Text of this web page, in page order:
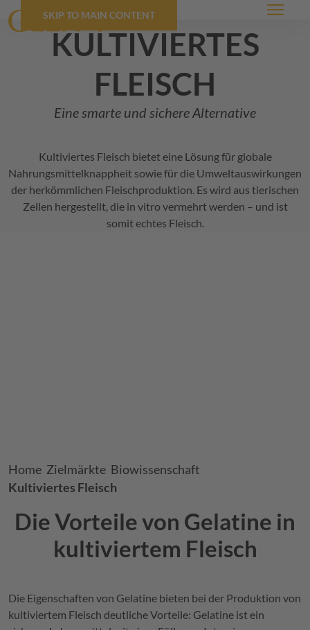
SKIP TO MAIN CONTENT Menü
kultiviertes
fleisch
Eine smarte und sichere Alternative
Kultiviertes Fleisch bietet eine Lösung für globale
Nahrungsmittelknappheit sowie für die Umweltauswirkungen
der herkömmlichen Fleischproduktion. Es wird aus tierischen
Zellen hergestellt, die in vitro vermehrt werden – und ist
somit echtes Fleisch.
Breadcrumb
Home Zielmärkte Biowissenschaft
Kultiviertes Fleisch
Die Vorteile von Gelatine in
kultiviertem Fleisch
Die Eigenschaften von Gelatine bieten bei der Produktion von
kultiviertem Fleisch deutliche Vorteile: Gelatine ist ein